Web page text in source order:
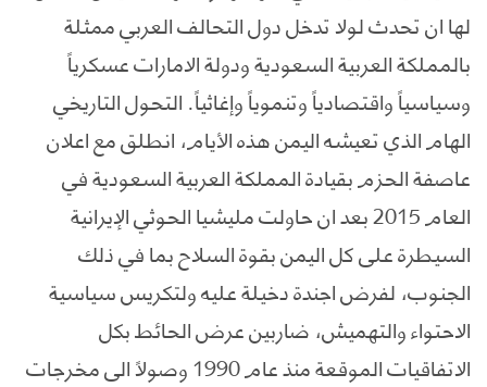
لها ان تحدث لولا تدخل دول التحالف العربي ممثلة
بالمملكة العربية السعودية ودولة الامارات عسكرياً
وسياسياً واقتصادياً وتنموياً وإغاثياً. التحول التاريخي
الهام الذي تعيشه اليمن هذه الأيام، انطلق مع اعلان
عاصفة الحزم بقيادة المملكة العربية السعودية في
العام 2015 بعد ان حاولت مليشيا الحوثي الإيرانية
السيطرة على كل اليمن بقوة السلاح بما في ذلك
الجنوب، لفرض اجندة دخيلة عليه ولتكريس سياسية
الاحتواء والتهميش، ضاربين عرض الحائط بكل
الاتفاقيات الموقعة منذ عام 1990 وصولاً الى مخرجات